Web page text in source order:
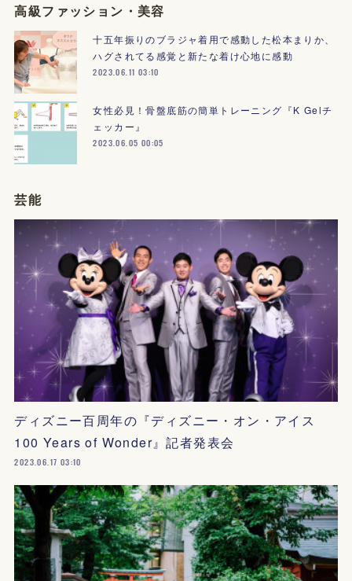
高級ファッション・美容
十五年振りのブラジャ着用で感動した松本まりか、
ハグされてる感覚と新たな着け心地に感動
2023.06.11 03:10
女性必見！骨盤底筋の簡単トレーニング『K Gelチ
ェッカー』
2023.06.05 00:05
芸能
ディズニー百周年の『ディズニー・オン・アイス
100 Years of Wonder』記者発表会
2023.06.17 03:10